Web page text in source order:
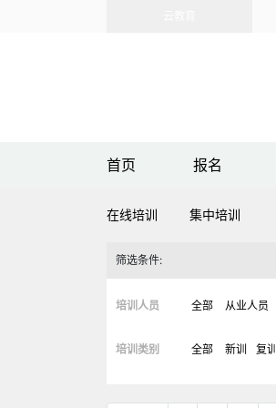
首页 报名
在线培训 集中培训
筛选条件:
培训人员 全部 从业人员
培训类别 全部 新训 复训